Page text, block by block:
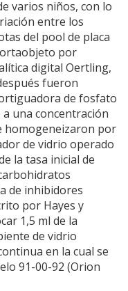
varios niños, con lo
entre los
del pool de placa
por
digital Oertling,
fueron
de fosfato
a una concentración
homogeneizaron por
de vidrio operado
la tasa inicial de
de inhibidores
por Hayes y
1,5 ml de la
de vidrio
en la cual se
91-00-92 (Orion